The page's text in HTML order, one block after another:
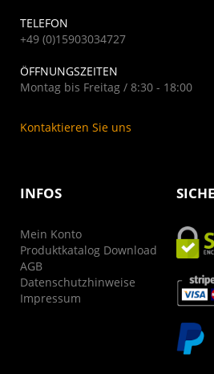
TELEFON
+49 (0)15903034727
ÖFFNUNGSZEITEN
Montag bis Freitag / 8:30 - 18:00
Kontaktieren Sie uns
INFOS
Mein Konto
Produktkatalog Download
AGB
Datenschutzhinweise
Impressum